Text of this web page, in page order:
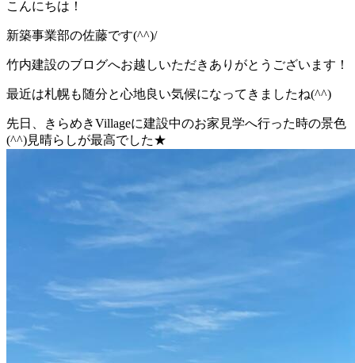
こんにちは！
新築事業部の佐藤です(^^)/
竹内建設のブログへお越しいただきありがとうございます！
最近は札幌も随分と心地良い気候になってきましたね(^^)
先日、きらめきVillageに建設中のお家見学へ行った時の景色
(^^)見晴らしが最高でした★